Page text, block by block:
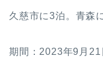
久慈市に3泊。青森
期間：2023年9月21